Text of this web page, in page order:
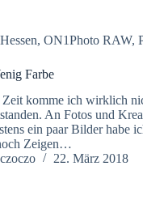
Hessen,ON1Photo RAW,
Farbe
Zeit komme ich wirklich
An Fotos und
ein paar Bilder habe
Zeigen…
czoczo
22. März 2018